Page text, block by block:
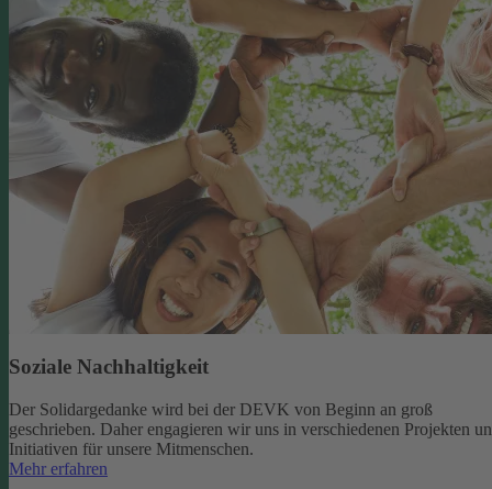
Soziale Nachhaltigkeit
Der Solidargedanke wird bei der DEVK von Beginn an groß
geschrieben. Daher engagieren wir uns in verschiedenen Projekten
Initiativen für unsere Mitmenschen.
Mehr erfahren